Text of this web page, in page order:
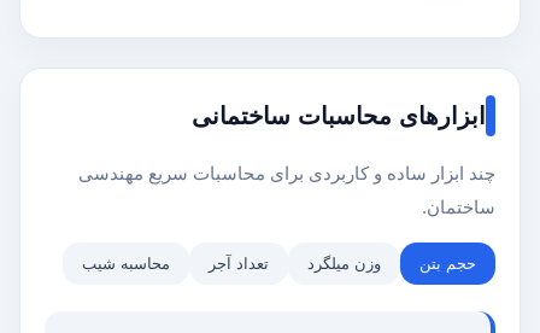
ابزارهای محاسبات ساختمانی
چند ابزار ساده و کاربردی برای محاسبات سریع مهندسی
ساختمان.
حجم بتن وزن میلگرد تعداد آجر محاسبه شیب